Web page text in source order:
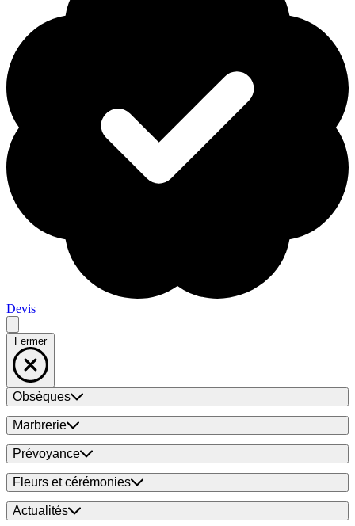
Devis
Fermer
Obsèques
Marbrerie
Prévoyance
Fleurs et cérémonies
Actualités